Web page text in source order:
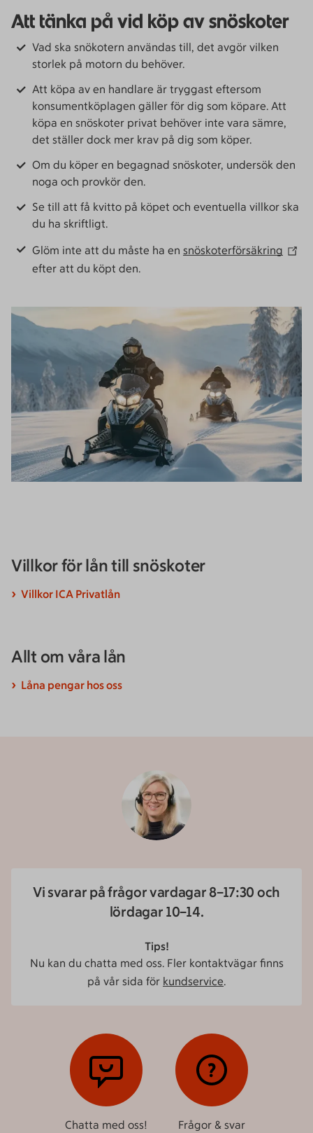
Att tänka på vid köp av snöskoter
Vad ska snökotern användas till, det avgör vilken
storlek på motorn du behöver.
Att köpa av en handlare är tryggast eftersom
konsumentköplagen gäller för dig som köpare. Att
köpa en snöskoter privat behöver inte vara sämre,
det ställer dock mer krav på dig som köper.
Om du köper en begagnad snöskoter, undersök den
noga och provkör den.
Se till att få kvitto på köpet och eventuella villkor ska
du ha skriftligt.
Glöm inte att du måste ha en snöskoterförsäkring
efter att du köpt den.
Villkor för lån till snöskoter
Villkor ICA Privatlån
Allt om våra lån
Låna pengar hos oss
Vi svarar på frågor vardagar 8–17:30 och
lördagar 10–14.
Tips!
Nu kan du chatta med oss. Fler kontaktvägar finns
på vår sida för kundservice.
Chatta med oss! Frågor & svar